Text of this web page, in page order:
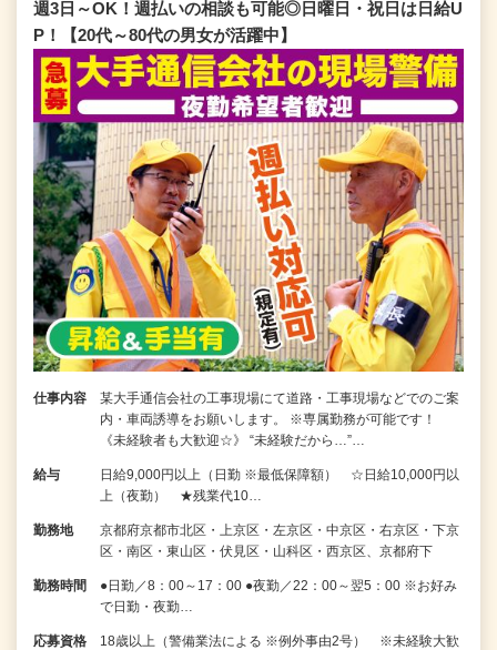
週3日～OK！週払いの相談も可能◎日曜日・祝日は日給U
P！【20代～80代の男女が活躍中】
仕事内容
某大手通信会社の工事現場にて道路・工事現場などでのご案
内・車両誘導をお願いします。 ※専属勤務が可能です！
《未経験者も大歓迎☆》 “未経験だから…”…
給与
日給9,000円以上（日勤 ※最低保障額） ☆日給10,000円以
上（夜勤） ★残業代10…
勤務地
京都府京都市北区・上京区・左京区・中京区・右京区・下京
区・南区・東山区・伏見区・山科区・西京区、京都府下
勤務時間
●日勤／8：00～17：00 ●夜勤／22：00～翌5：00 ※お好み
で日勤・夜勤…
応募資格
18歳以上（警備業法による ※例外事由2号） ※未経験大歓